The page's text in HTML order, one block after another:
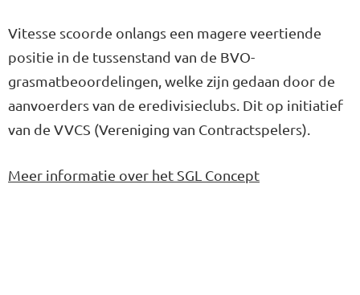
Vitesse scoorde onlangs een magere veertiende
positie in de tussenstand van de BVO-
grasmatbeoordelingen, welke zijn gedaan door de
aanvoerders van de eredivisieclubs. Dit op initiatief
van de VVCS (Vereniging van Contractspelers).
Meer informatie over het SGL Concept